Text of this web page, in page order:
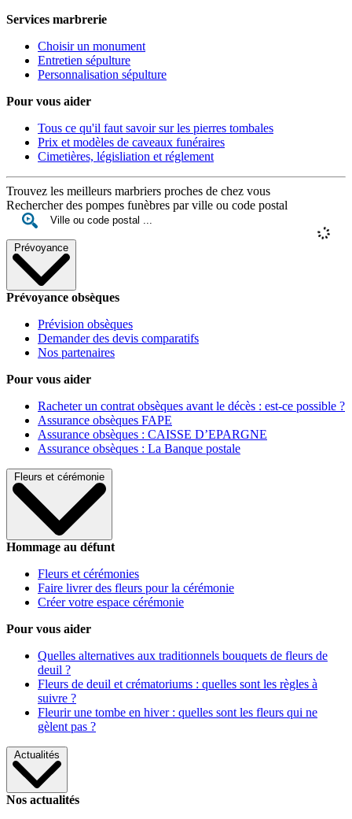
Services marbrerie
Choisir un monument
Entretien sépulture
Personnalisation sépulture
Pour vous aider
Tous ce qu'il faut savoir sur les pierres tombales
Prix et modèles de caveaux funéraires
Cimetières, législiation et réglement
Trouvez les meilleurs marbriers proches de chez vous
Rechercher des pompes funèbres par ville ou code postal
Prévoyance
Prévoyance obsèques
Prévision obsèques
Demander des devis comparatifs
Nos partenaires
Pour vous aider
Racheter un contrat obsèques avant le décès : est-ce possible ?
Assurance obsèques FAPE
Assurance obsèques : CAISSE D’EPARGNE
Assurance obsèques : La Banque postale
Fleurs et cérémonie
Hommage au défunt
Fleurs et cérémonies
Faire livrer des fleurs pour la cérémonie
Créer votre espace cérémonie
Pour vous aider
Quelles alternatives aux traditionnels bouquets de fleurs de
deuil ?
Fleurs de deuil et crématoriums : quelles sont les règles à
suivre ?
Fleurir une tombe en hiver : quelles sont les fleurs qui ne
gèlent pas ?
Actualités
Nos actualités